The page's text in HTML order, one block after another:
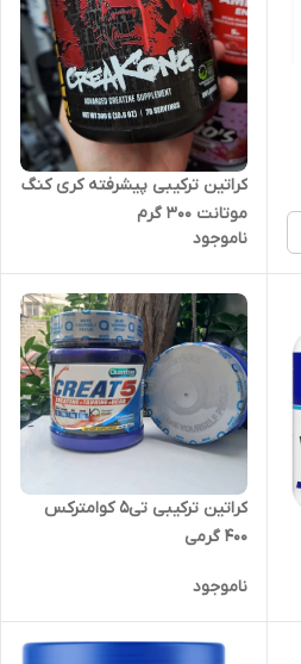
کراتین ترکیبی پیشرفته کری کنگ
موتانت ۳۰۰ گرم
ناموجود
کراتین ترکیبی تی۵ کوامترکس
۴۰۰ گرمی
ناموجود